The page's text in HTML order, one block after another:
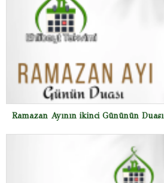
Ramazan Ayının ikinci Gününün Duası